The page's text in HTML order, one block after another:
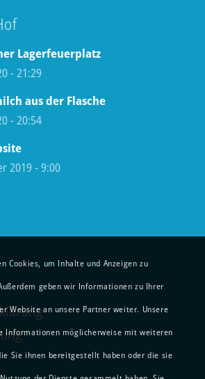
Lagerfeuerplatz
- 21:29
aus der Flasche
- 20:54
2019 - 9:00
Cookies, um Inhalte und Anzeigen zu
geben wir Informationen zu Ihrer
Website an unsere Partner weiter. Unsere
Informationen möglicherweise mit weiteren
Sie ihnen bereitgestellt haben oder die sie